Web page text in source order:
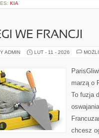
KIA
WE FRANCJI
ADMIN LUT - 11 - 2026
marzą o
To fuzja
chcesz